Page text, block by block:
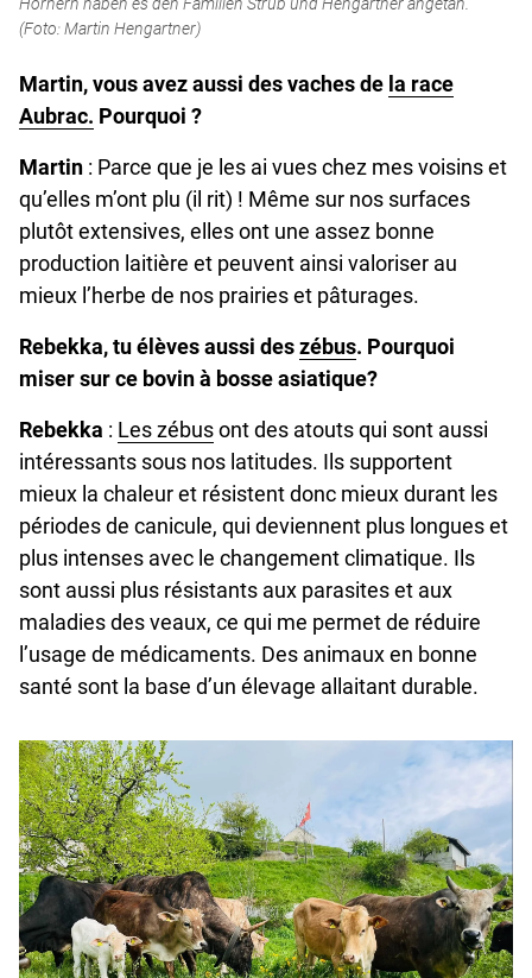
Hörnern haben es den Familien Strub und Hengartner angetan.
(Foto: Martin Hengartner)
Martin, vous avez aussi des vaches de la race
Aubrac. Pourquoi ?
Martin : Parce que je les ai vues chez mes voisins et
qu’elles m’ont plu (il rit) ! Même sur nos surfaces
plutôt extensives, elles ont une assez bonne
production laitière et peuvent ainsi valoriser au
mieux l’herbe de nos prairies et pâturages.
Rebekka, tu élèves aussi deszébus. Pourquoi
miser sur ce bovin à bosse asiatique?
Rebekka : Les zébusont des atouts qui sont aussi
intéressants sous nos latitudes. Ils supportent
mieux la chaleur et résistent donc mieux durant les
périodes de canicule, qui deviennent plus longues et
plus intenses avec le changement climatique. Ils
sont aussi plus résistants aux parasites et aux
maladies des veaux, ce qui me permet de réduire
l’usage de médicaments. Des animaux en bonne
santé sont la base d’un élevage allaitant durable.